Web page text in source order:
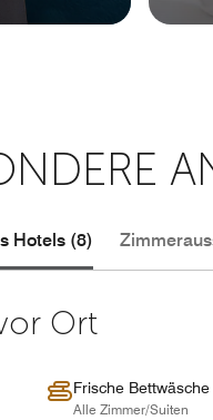
Hotels (8)
Ort
Frische
Alle Zimmer/Suiten